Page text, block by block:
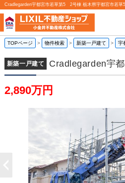
TOPページ > 物件検索 > 新築一戸建て > 宇
新築一戸建て Cradlegarden宇
2,890万円